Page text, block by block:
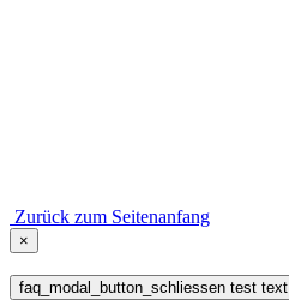
Zurück zum Seitenanfang
×
faq_modal_button_schliessen test text